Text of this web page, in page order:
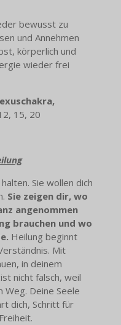
bewusst zu
und Annehmen
körperlich und
wieder frei
15, 20
Sie wollen dich
Sie zeigen dir, wo
angenommen
brauchen und wo
Heilung beginnt
Mit
in deinem
nicht falsch, weil
Weg. Deine Seele
dich, Schritt für